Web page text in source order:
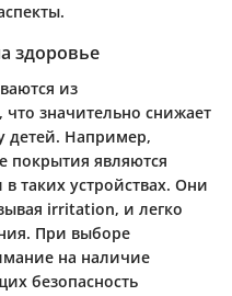
здоровье
из
значительно снижает
детей. Например,
покрытия являются
таких устройствах. Они
irritation, и легко
При выборе
на наличие
безопасность